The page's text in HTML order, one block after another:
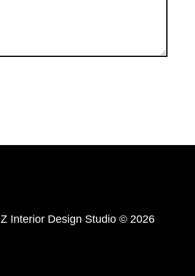
Z Interior Design Studio © 2026